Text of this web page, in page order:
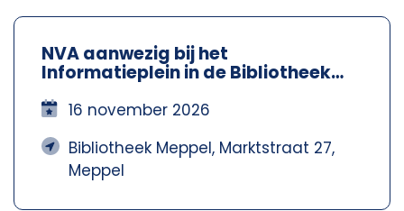
NVA aanwezig bij het
Informatieplein in de Bibliotheek
Meppel
16 november 2026
Bibliotheek Meppel, Marktstraat 27,
Meppel